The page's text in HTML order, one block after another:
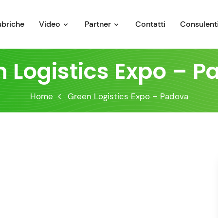
Video Partner Contatti
Logistics Expo –
Home Green Logistics Expo – Padova